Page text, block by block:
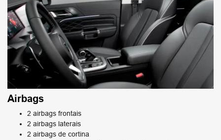
Airbags
2 airbags frontais
2 airbags laterais
2 airbags de cortina